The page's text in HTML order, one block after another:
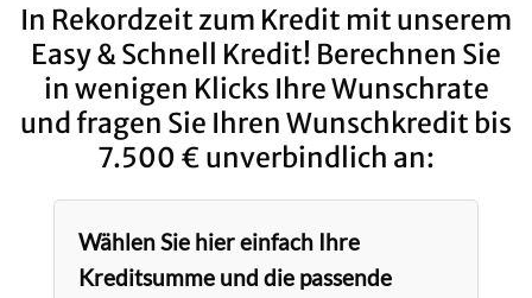
In Rekordzeit zum Kredit mit unserem
Easy & Schnell Kredit! Berechnen Sie
in wenigen Klicks Ihre Wunschrate
und fragen Sie Ihren Wunschkredit bis
7.500 € unverbindlich an:
Wählen Sie hier einfach Ihre
Kreditsumme und die passende